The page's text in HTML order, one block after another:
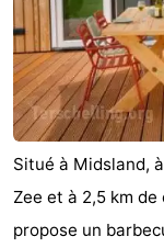
Situé à Midsland,
Zee et à 2,5 km
propose un